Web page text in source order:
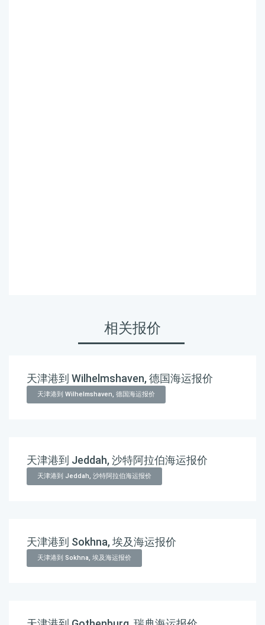
相关报价
天津港到 Wilhelmshaven, 德国海运报价
天津港到 Wilhelmshaven, 德国海运报价
天津港到 Jeddah, 沙特阿拉伯海运报价
天津港到 Jeddah, 沙特阿拉伯海运报价
天津港到 Sokhna, 埃及海运报价
天津港到 Sokhna, 埃及海运报价